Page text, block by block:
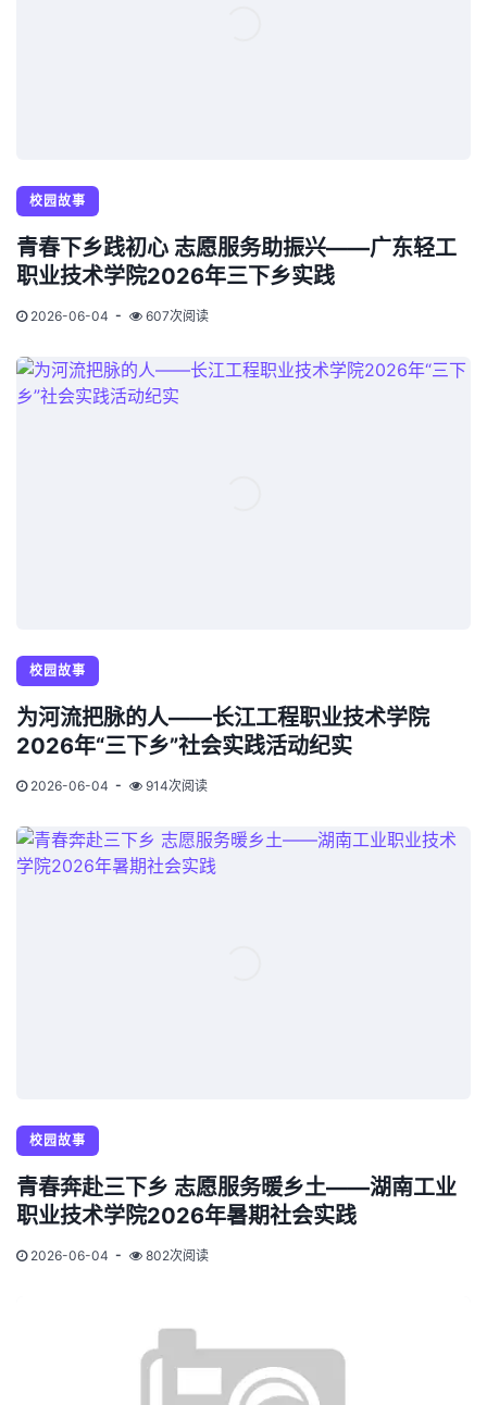
校园故事
青春下乡践初心 志愿服务助振兴——广东轻工
职业技术学院2026年三下乡实践
2026-06-04 607次阅读
校园故事
为河流把脉的人——长江工程职业技术学院
2026年“三下乡”社会实践活动纪实
2026-06-04 914次阅读
校园故事
青春奔赴三下乡 志愿服务暖乡土——湖南工业
职业技术学院2026年暑期社会实践
2026-06-04 802次阅读